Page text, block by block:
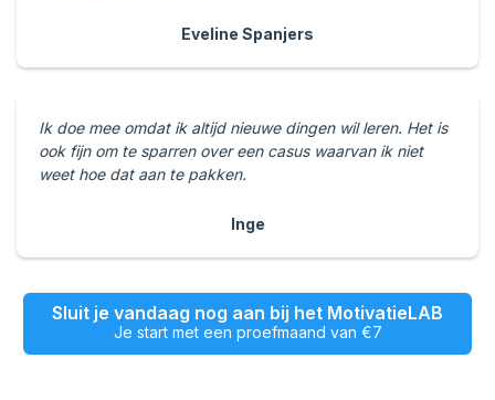
Eveline Spanjers
Ik doe mee omdat ik altijd nieuwe dingen wil leren. Het is
ook fijn om te sparren over een casus waarvan ik niet
weet hoe dat aan te pakken.
Inge
Sluit je vandaag nog aan bij het MotivatieLAB
Je start met een proefmaand van €7